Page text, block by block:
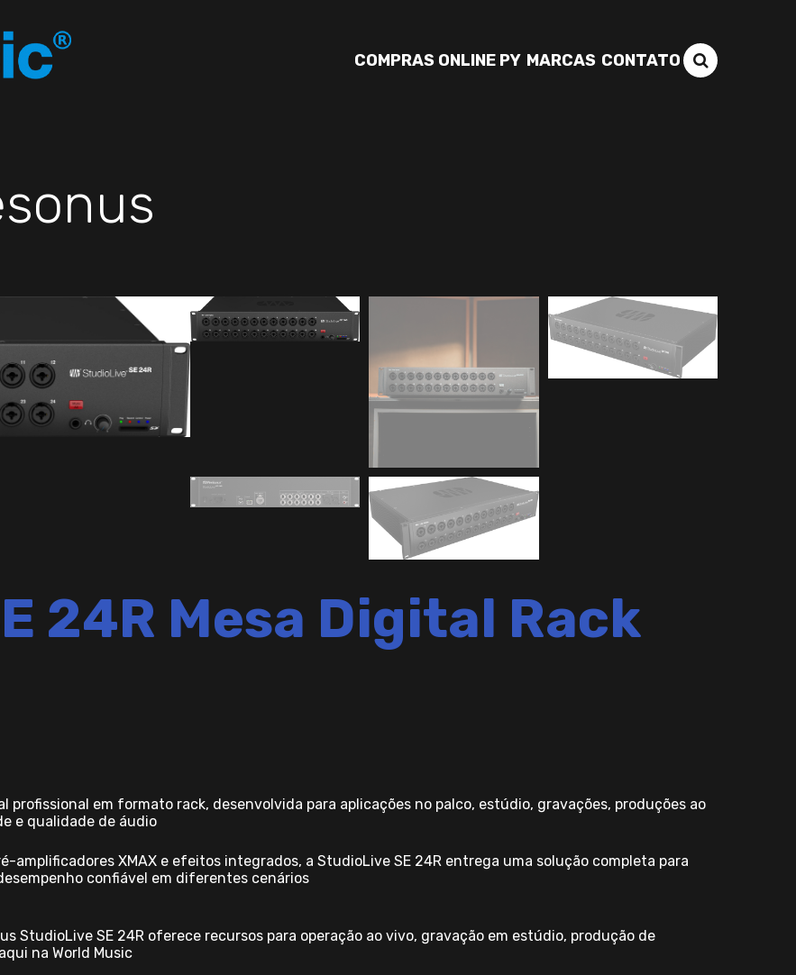
COMPRAS ONLINE PY MARCAS CONTATO
24R Mesa Digital Rack
profissional em formato rack, desenvolvida para aplicações no palco, estúdio, gravações, produções ao
e qualidade de áudio
amplificadores XMAX e efeitos integrados, a StudioLive SE 24R entrega uma solução completa para
confiável em diferentes cenários
StudioLive SE 24R oferece recursos para operação ao vivo, gravação em estúdio, produção de
na World Music